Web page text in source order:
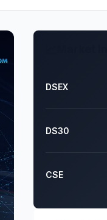
DSEX
DS30
CSE